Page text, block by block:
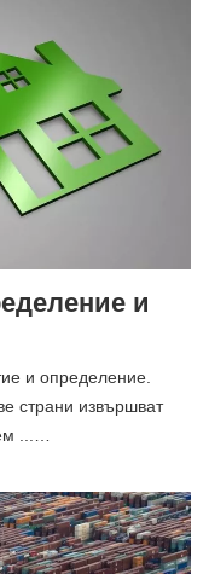
и
и определение.
страни извършват
...…